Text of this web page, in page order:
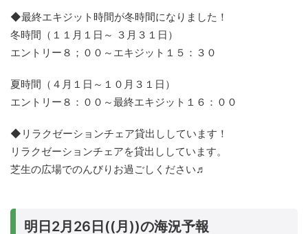
◆最終エキジット時間が冬時間になりました！
冬時間（１１月１日～ ３月３１日）
エントリー８；００～エキジット１５：３０
夏時間（４月１日～１０月３１日）
エントリー８：００～最終エキジット１６：００
◆リラクゼーションチェア貸出ししています！
リラクゼーションチェアを貸出ししています。
芝生の広場でのんびりお過ごしください♬
明日2月26日((月))の海況予報